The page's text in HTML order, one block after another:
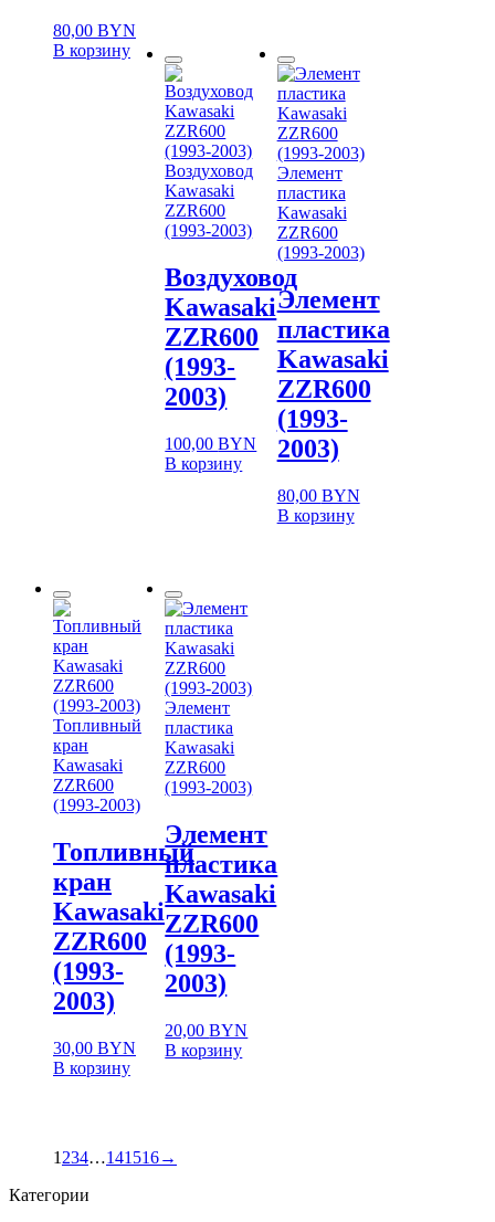
80,00 BYN
В корзину
Воздуховод
Kawasaki
ZZR600
(1993-2003)
Воздуховод
Kawasaki
ZZR600
(1993-
2003)
100,00BYN
В корзину
Элемент
пластика
Kawasaki
ZZR600
(1993-2003)
Элемент
пластика
Kawasaki
ZZR600
(1993-
2003)
80,00 BYN
В корзину
Топливный
кран
Kawasaki
ZZR600
(1993-2003)
Топливный
кран
Kawasaki
ZZR600
(1993-
2003)
30,00 BYN
В корзину
Элемент
пластика
Kawasaki
ZZR600
(1993-2003)
Элемент
пластика
Kawasaki
ZZR600
(1993-
2003)
20,00BYN
В корзину
1234…141516→
Категории